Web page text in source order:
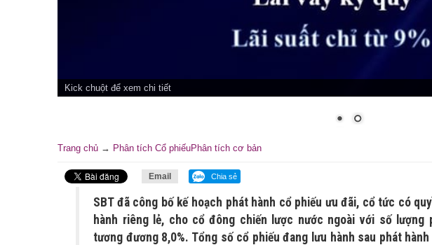
Kick chuột để xem chi tiết
Trang chủ → Phân tích Cổ phiếuPhân tích cơ bản
Email Chia sẻ
SBT đã công bố kế hoạch phát hành cổ phiếu ưu đãi, cổ tức có
hành riêng lẻ, cho cổ đông chiến lược nước ngoài với số lượng
tương đương 8,0%. Tổng số cổ phiếu đang lưu hành sau phát